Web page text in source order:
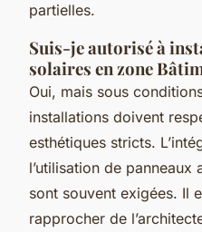
partielles.
Suis-je autorisé à
solaires en zone
Oui, mais sous
installations doivent
esthétiques stricts.
l’utilisation de
sont souvent exigées. Il
rapprocher de